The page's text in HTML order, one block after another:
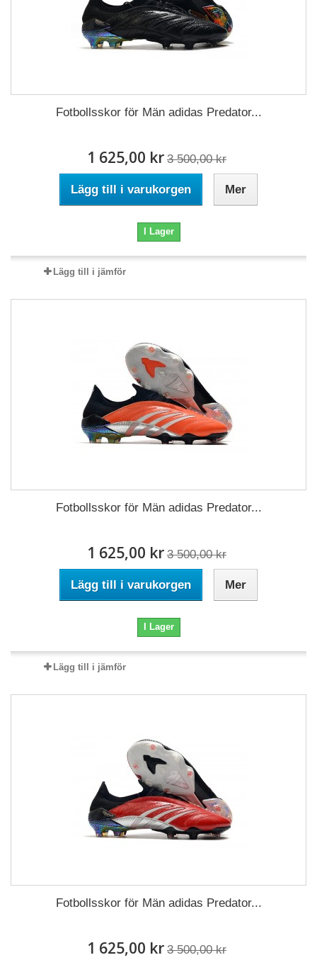
Fotbollsskor för Män adidas Predator...
1 625,00 kr 3 500,00 kr
Lägg till i varukorgen Mer
I Lager
Lägg till i jämför
Fotbollsskor för Män adidas Predator...
1 625,00 kr 3 500,00 kr
Lägg till i varukorgen Mer
I Lager
Lägg till i jämför
Fotbollsskor för Män adidas Predator...
1 625,00 kr 3 500,00 kr